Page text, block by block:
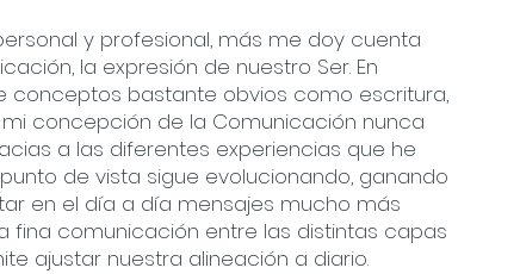
y profesional, más me doy cuenta
la expresión de nuestro Ser. En
conceptos bastante obvios como escritura,
mi concepción de la Comunicación nunca
a las diferentes experiencias que he
de vista sigue evolucionando, ganando
en el día a día mensajes mucho más
fina comunicación entre las distintas capas
ajustar nuestra alineación a diario.